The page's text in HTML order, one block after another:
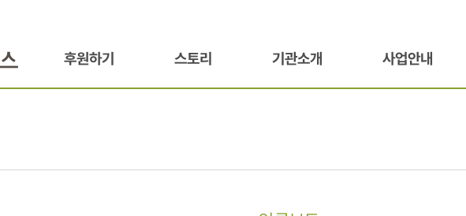
후원하기 스토리 기관소개 사업안내